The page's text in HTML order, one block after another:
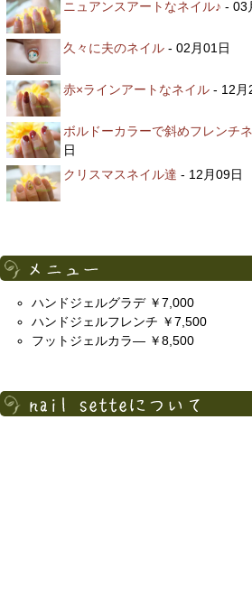
ニュアンスアートなネイル♪ - 03
久々に夫のネイル - 02月01日
赤×ラインアートなネイル - 12月
ボルドーカラーで斜めフレンチ
日
クリスマスネイル達 - 12月09日
ハンドジェルグラデ ￥7,000
ハンドジェルフレンチ ￥7,500
フットジェルカラ― ￥8,500